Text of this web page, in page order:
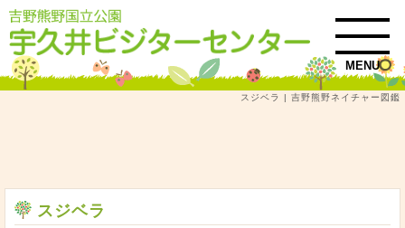
MENU
スジベラ | 吉野熊野ネイチャー図鑑
スジベラ